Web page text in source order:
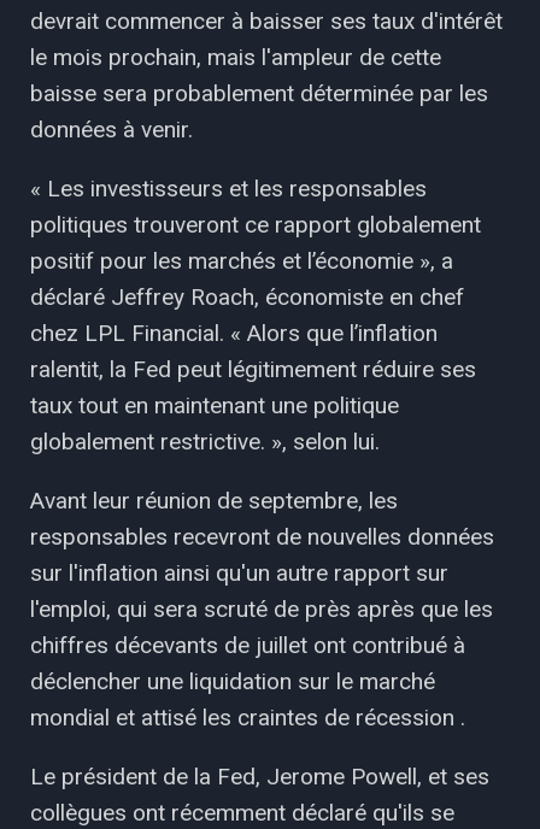
devrait commencer à baisser ses taux d'intérêt
le mois prochain, mais l'ampleur de cette
baisse sera probablement déterminée par les
données à venir.
« Les investisseurs et les responsables
politiques trouveront ce rapport globalement
positif pour les marchés et l’économie », a
déclaré Jeffrey Roach, économiste en chef
chez LPL Financial. « Alors que l’inflation
ralentit, la Fed peut légitimement réduire ses
taux tout en maintenant une politique
globalement restrictive. », selon lui.
Avant leur réunion de septembre, les
responsables recevront de nouvelles données
sur l'inflation ainsi qu'un autre rapport sur
l'emploi, qui sera scruté de près après que les
chiffres décevants de juillet ont contribué à
déclencher une liquidation sur le marché
mondial et attisé les craintes de récession .
Le président de la Fed, Jerome Powell, et ses
collègues ont récemment déclaré qu'ils se